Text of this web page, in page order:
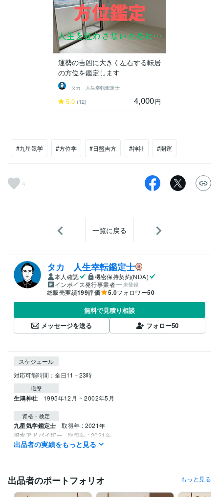
運勢の吉凶に大きく左右する転居
の方位を鑑定します
タカ 人生幸転鑑定士
5.0 (12) 4,000円
#九星気学 #方位学 #日盤吉方 #神社 #開運
4
一覧に戻る
タカ 人生幸転鑑定士
本人確認
機密保持契約(NDA)
インボイス発行事業者
未登録
総販売実績199評価 5.0フォロワー50
無料で見積り相談
メッセージを送る
フォロー50
スケジュール
職歴
生鴻神社 1995年12月 ~ 2002年5月
資格・検定
九星気学鑑定士 取得年 : 2021年
風水アドバイザー 取得年 : 2021年
姓名判断鑑定士 取得年 : 2022年
調理師 取得年 : 1990年
その他ツール
神道行者（神道指紋易・神霊伺い・御祈願・お祓い等）:28年
出品者の実績をもっと見る
出品者のポートフォリオ もっと見る